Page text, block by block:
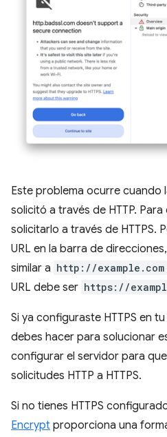
Este problema ocurre cuando
solicitó a través de HTTP.
solicitarlo a través de HTTPS.
URL en la barra de
similar a http://example.com
URL debe ser https://
Si ya configuraste HTTPS en
debes hacer para solucionar
configurar el servidor para
solicitudes HTTP a HTTPS.
Si no tienes HTTPS
Encrypt proporciona una